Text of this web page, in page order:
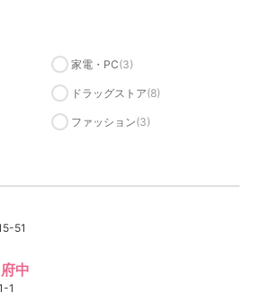
家電・PC(3)
ドラッグストア(8)
ファッション(3)
51
中
1